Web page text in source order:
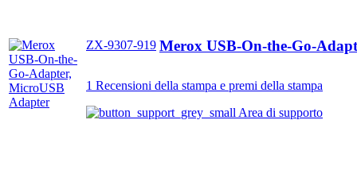
ZX-9307-919 Merox USB-On-the-Go-
1 Recensioni della stampa e premi della stampa
Area di supporto